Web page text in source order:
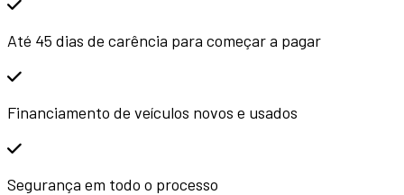
Até 45 dias de carência para começar a pagar
Financiamento de veículos novos e usados
Segurança em todo o processo